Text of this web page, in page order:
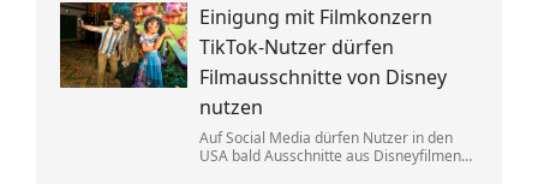
sich dabei illegalerweise abgesprochen
zu haben. Sie einigten sich mit der Justiz –
und liefern jetzt im großen Stil.
Einigung mit Filmkonzern
TikTok-Nutzer dürfen
Filmausschnitte von Disney
nutzen
Auf Social Media dürfen Nutzer in den
USA bald Ausschnitte aus Disneyfilmen